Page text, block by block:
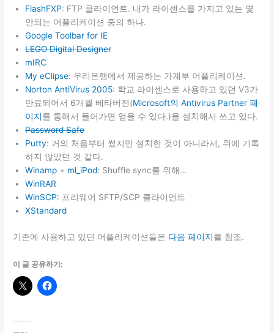
FlashFXP: FTP 클라이언트. 내가 라이센스를 가지고 있는 몇
안되는 어플리케이션 중의 하나.
Google Toolbar for IE
LEGO Digital Designer
mIRC
My eClipse: 우리은행에서 제공하는 가계부 어플리케이션.
Norton AntiVirus 2005: 학교 라이센스로 사용하고 있던 V3가
만료되어서 6개월 베타버전(Microsoft의 Antivirus Partner 페
이지를 통해서 들어가면 얻을 수 있다.)을 설치해서 쓰고 있다.
Password Safe
Putty: 거의 처음부터 썼지만 설치한 것이 아니라서, 위에 기록
하지 않았던 것 같다.
Winamp + ml_iPod: Shuffle sync를 위해…
WinRAR
WinSCP: 프리웨어 SFTP/SCP 클라이언트
XStandard
기존에 사용하고 있던 어플리케이션들은 다음 페이지를 참조.
이 글 공유하기: